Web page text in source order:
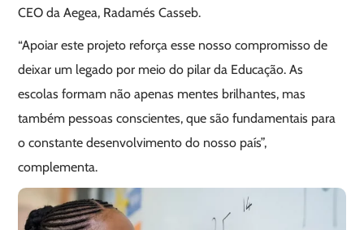
CEO da Aegea, Radamés Casseb.
“Apoiar este projeto reforça esse nosso compromisso de
deixar um legado por meio do pilar da Educação. As
escolas formam não apenas mentes brilhantes, mas
também pessoas conscientes, que são fundamentais para
o constante desenvolvimento do nosso país”,
complementa.